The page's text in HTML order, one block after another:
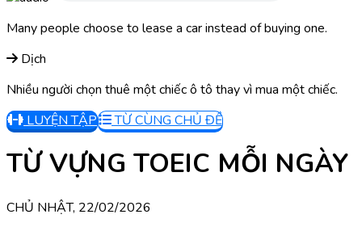
Many people choose to lease a car instead of buying one.
Dịch
Nhiều người chọn thuê một chiếc ô tô thay vì mua một chiếc.
LUYỆN TẬP
TỪ CÙNG CHỦ ĐỀ
TỪ VỰNG TOEIC MỖI NGÀY
CHỦ NHẬT, 22/02/2026